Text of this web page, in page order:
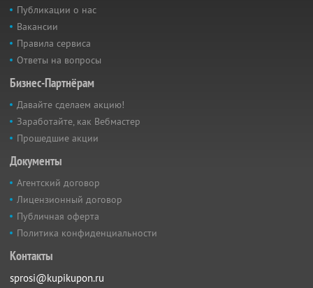
Публикации о нас
Вакансии
Правила сервиса
Ответы на вопросы
Бизнес-Партнёрам
Давайте сделаем акцию!
Заработайте, как Вебмастер
Прошедшие акции
Документы
Агентский договор
Лицензионный договор
Публичная оферта
Политика конфиденциальности
Контакты
sprosi@kupikupon.ru